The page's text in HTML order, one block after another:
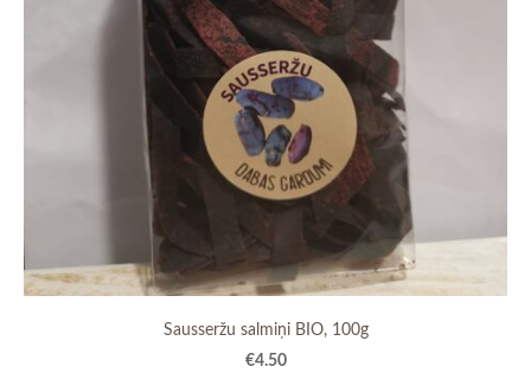
Sausseržu salmiņi BIO, 100g
€4.50